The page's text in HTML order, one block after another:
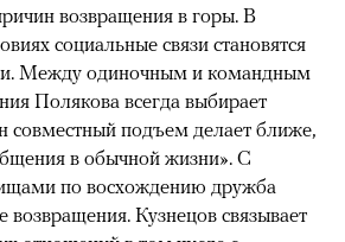
возвращения в горы. В
социальные связи становятся
Между одиночным и командным
Полякова всегда выбирает
совместный подъем делает ближе,
в обычной жизни». С
по восхождению дружба
возвращения. Кузнецов связывает